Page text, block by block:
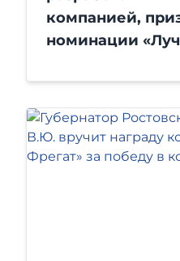
компанией,
номинации